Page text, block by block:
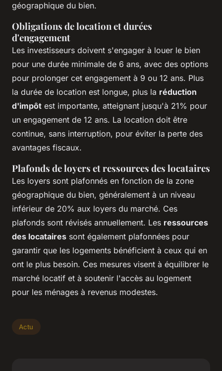
géographique du bien.
Obligations de location et durées
d'engagement
Les investisseurs doivent s'engager à louer le bien
pour une durée minimale de 6 ans, avec des options
pour prolonger cet engagement à 9 ou 12 ans. Plus
la durée de location est longue, plus la réduction
d'impôt est importante, atteignant jusqu'à 21% pour
un engagement de 12 ans. La location doit être
continue, sans interruption, pour éviter la perte des
avantages fiscaux.
Plafonds de loyers et ressources des locataires
Les loyers sont plafonnés en fonction de la zone
géographique du bien, généralement à un niveau
inférieur de 20% aux loyers du marché. Ces
plafonds sont révisés annuellement. Les ressources
des locataires sont également plafonnées pour
garantir que les logements bénéficient à ceux qui en
ont le plus besoin. Ces mesures visent à équilibrer le
marché locatif et à soutenir l'accès au logement
pour les ménages à revenus modestes.
Actu